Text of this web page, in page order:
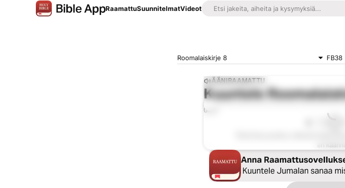
RaamattuSuunnitelmatVideot
Roomalaiskirje 8 FB38
ÄÄNIRAAMATTU
Kuuntele
0:00
eri
Anna
Kuuntele Jumalan sanaa